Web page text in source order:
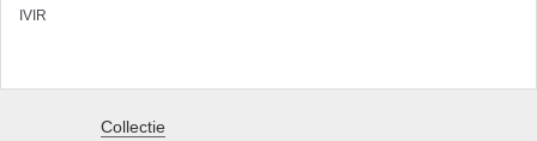
IVIR
Collectie